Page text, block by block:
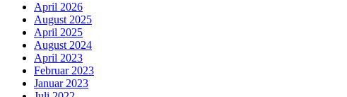
April 2026
August 2025
April 2025
August 2024
April 2023
Februar 2023
Januar 2023